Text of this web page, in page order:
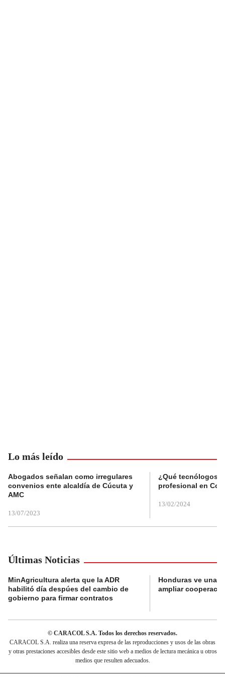
Lo más leído
Abogados señalan como irregulares
convenios ente alcaldía de Cúcuta y
AMC
13/07/2023
¿Qué tecnólogos
profesional en
13/02/2024
Últimas Noticias
MinAgricultura alerta que la ADR
habilitó día despúes del cambio de
gobierno para firmar contratos
Honduras ve una
ampliar
© CARACOL S.A. Todos los derechos reservados.
CARACOL S.A. realiza una reserva expresa de las reproducciones y usos de las obras
y otras prestaciones accesibles desde este sitio web a medios de lectura mecánica u otros
medios que resulten adecuados.